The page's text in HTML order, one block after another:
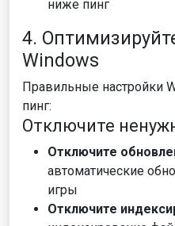
ниже пинг
4.
Windows
Правильные настройки
пинг:
Отключите
Отключите
автоматические
игры
Отключите